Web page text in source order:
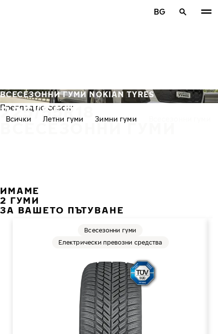
BG
225/55R18
ВСЕСЕЗОННИ ГУМИ
ВСЕСЕЗОННИ ГУМИ NOKIAN TYRES
Преглед по сезон:
Всички Летни гуми Зимни гуми
ИМАМЕ
2 ГУМИ
ЗА ВАШЕТО ПЪТУВАНЕ
Всесезонни гуми
Електрически превозни средства